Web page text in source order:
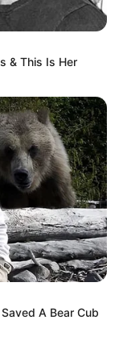
& This Is Her
A Bear Cub